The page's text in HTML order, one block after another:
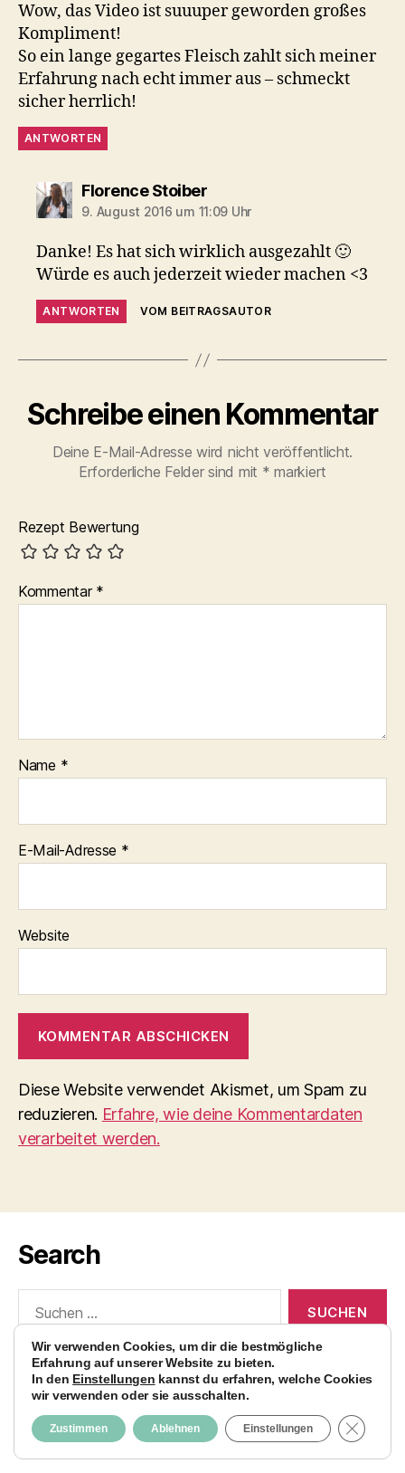
Wow, das Video ist suuuper geworden großes
Kompliment!
So ein lange gegartes Fleisch zahlt sich meiner
Erfahrung nach echt immer aus – schmeckt
sicher herrlich!
ANTWORTEN
Florence Stoibersagt:
9. August 2016 um 11:09 Uhr
Danke! Es hat sich wirklich ausgezahlt 🙂
Würde es auch jederzeit wieder machen <3
ANTWORTEN VOM BEITRAGSAUTOR
Schreibe einen Kommentar
Deine E-Mail-Adresse wird nicht veröffentlicht.
Erforderliche Felder sind mit * markiert
Rezept Bewertung
Kommentar *
Name *
E-Mail-Adresse *
Website
Diese Website verwendet Akismet, um Spam zu
reduzieren. Erfahre, wie deine Kommentardaten
verarbeitet werden.
Search
nach:
© 2026AvocadoBanane Foodblog
Impressum
Wir verwenden Cookies, um dir die bestmögliche
Erfahrung auf unserer Website zu bieten.
In den Einstellungen kannst du erfahren, welche Cookies
wir verwenden oder sie ausschalten.
Zustimmen Ablehnen Einstellungen GDPR